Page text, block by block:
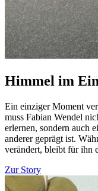
Himmel im
Ein einziger Moment
muss Fabian Wendel
erlernen, sondern auch
anderer geprägt ist.
verändert, bleibt für ihn
Zur Story